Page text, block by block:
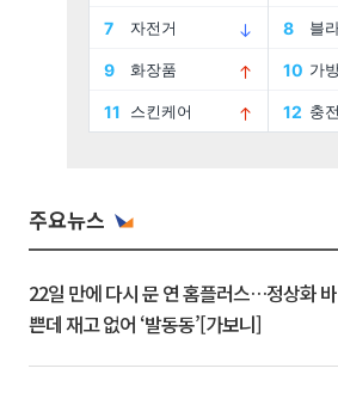
주요뉴스
22일 만에 다시 문 연 홈플러스…정상화 바
쁜데 재고 없어 ‘발동동’[가보니]